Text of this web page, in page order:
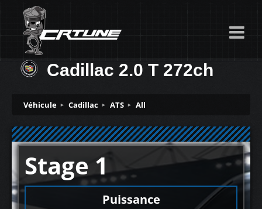
Cadillac 2.0 T 272ch
Véhicule Cadillac ATS All
Stage 1
Puissance